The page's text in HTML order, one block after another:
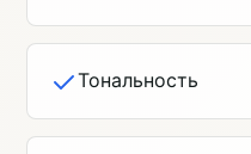
Тональность